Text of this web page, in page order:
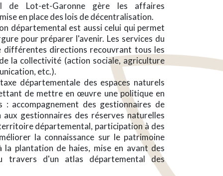
de Lot-et-Garonne gère les affaires
en place des lois de décentralisation.
départemental est aussi celui qui permet
pour préparer l'avenir. Les services du
directions recouvrant tous les
la collectivité (action sociale, agriculture
etc.).
départementale des espaces naturels
de mettre en œuvre une politique en
accompagnement des gestionnaires de
gestionnaires des réserves naturelles
départemental, participation à des
la connaissance sur le patrimoine
la plantation de haies, mise en avant des
travers d'un atlas départemental des